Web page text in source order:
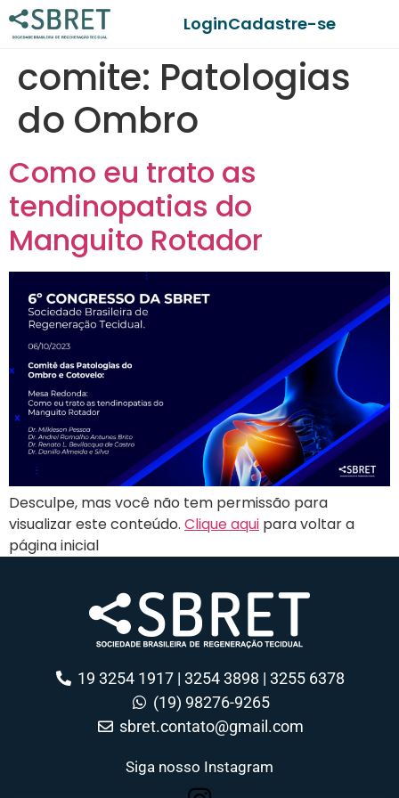
LoginCadastre-se
comite: Patologias
do Ombro
Como eu trato as
tendinopatias do
Manguito Rotador
Desculpe, mas você não tem permissão para
visualizar este conteúdo. Clique aqui para voltar a
página inicial
19 3254 1917 | 3254 3898 | 3255 6378
(19) 98276-9265
sbret.contato@gmail.com
Siga nosso Instagram